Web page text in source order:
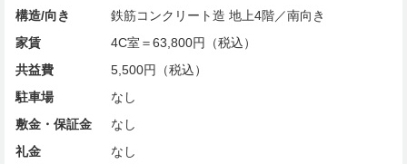
構造/向き
鉄筋コンクリート造 地上4階／南向き
家賃
4C室＝63,800円（税込）
共益費
5,500円（税込）
駐車場
なし
敷金・保証金
なし
礼金
なし